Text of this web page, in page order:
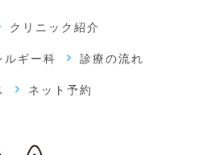
クリニック紹介
ルギー科 診療の流れ
ネット予約